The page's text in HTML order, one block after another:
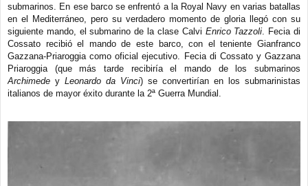
submarinos. En ese barco se enfrentó a la Royal Navy en varias batallas
en el Mediterráneo, pero su verdadero momento de gloria llegó con su
siguiente mando, el submarino de la clase Calvi Enrico Tazzoli . Fecia di
Cossato recibió el mando de este barco, con el teniente Gianfranco
Gazzana-Priaroggia como oficial ejecutivo. Fecia di Cossato y Gazzana
Priaroggia (que más tarde recibiría el mando de los submarinos
Archimede y Leonardo da Vinci) se convertirían en los submarinistas
italianos de mayor éxito durante la 2ª Guerra Mundial.